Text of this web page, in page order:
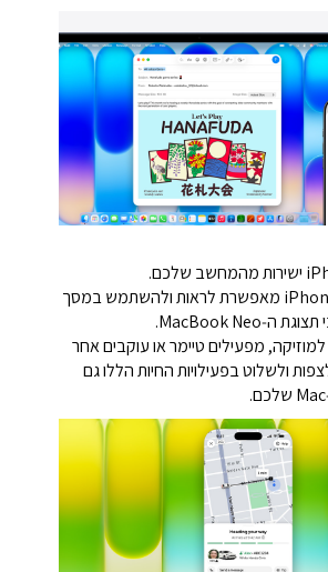
תכונת שיקוף ה‑iPhone מאפשרת לראות ולהשתמש במסך
מפעילים טיימר או עוקבים אחר
ולשלוט בפעילויות החיות הללו גם